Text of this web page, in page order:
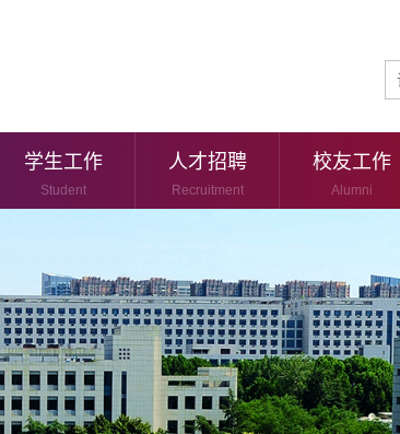
学生工作
Student
人才招聘
Recruitment
校友工作
Alumni